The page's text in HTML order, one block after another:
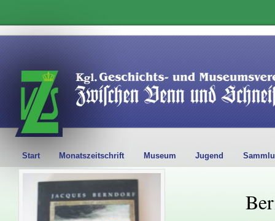
Start Monatszeitschrift Museum Jugend